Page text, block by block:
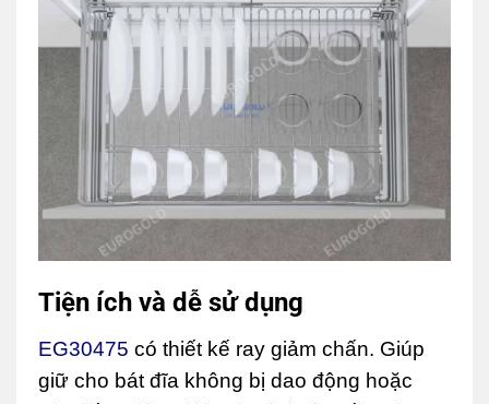
Tiện ích và dễ sử dụng
EG30475 có thiết kế ray giảm chấn. Giúp
giữ cho bát đĩa không bị dao động hoặc